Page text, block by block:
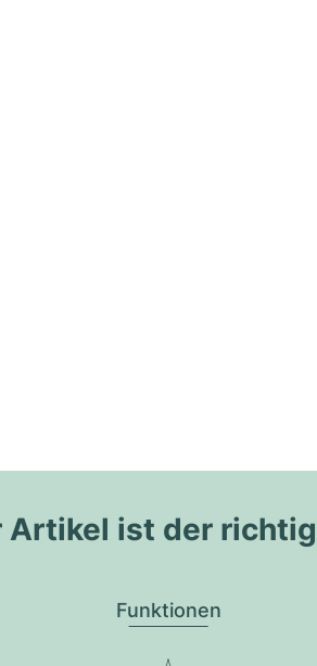
Artikel ist der
Funktionen